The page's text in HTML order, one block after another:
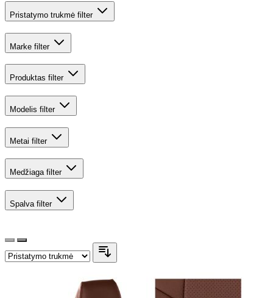
Pristatymo trukmė filter
Marke filter
Produktas filter
Modelis filter
Metai filter
Medžiaga filter
Spalva filter